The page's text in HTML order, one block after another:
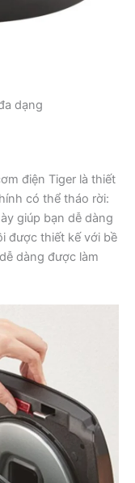
dạng
điện Tiger là thiết
có thể tháo rời:
giúp bạn dễ dàng
được thiết kế với bề
dàng được làm